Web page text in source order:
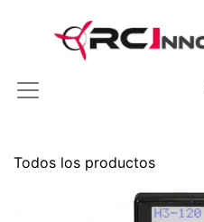
Todos los productos